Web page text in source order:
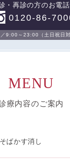
・再診の方のお電話
0120-86-
9:00～23:00（土日祝日対
MENU
療内容のご案内
ばかす消し